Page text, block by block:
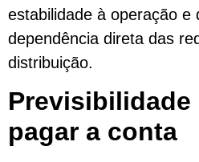
estabilidade à operação e
dependência direta das
distribuição.
Previsibilidade
pagar a conta